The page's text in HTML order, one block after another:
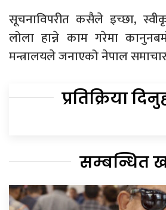
सूचनाविपरीत कसैले इच्छा,
लोला हान्ने काम गरेमा
मन्त्रालयले जनाएको नेपाल
प्रतिक्रिया
सम्बन्धित